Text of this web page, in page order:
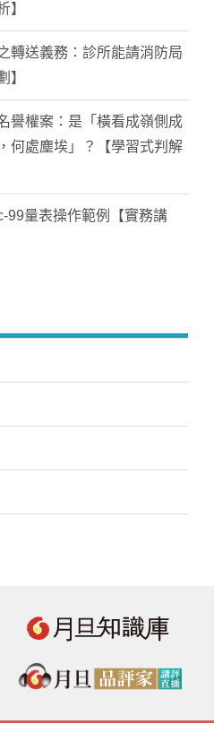
】
轉送義務：診所能請消防局
】
譽權案：是「橫看成嶺側成
何處塵埃」？【學習式判解
99量表操作範例【實務講